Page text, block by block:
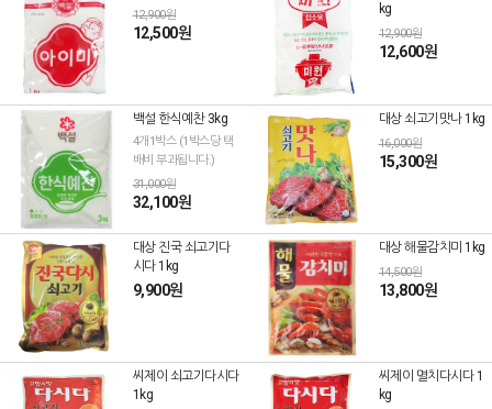
12,900원
12,500원
kg
12,900원
12,600원
백설 한식예찬 3kg
4개1박스 (1박스당 택
배비 부과됩니다.)
31,000원
32,100원
대상 쇠고기맛나 1kg
16,000원
15,300원
대상 진국 쇠고기다
시다 1kg
9,900원
대상 해물감치미 1kg
14,500원
13,800원
씨제이 쇠고기다시다
1kg
씨제이 멸치다시다 1
kg